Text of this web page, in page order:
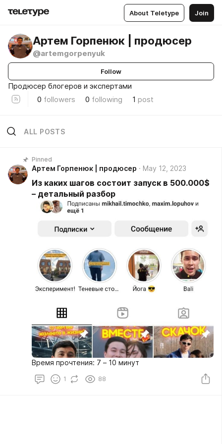
About Teletype Join
Артем Горпенюк | продюсер
@artemgorpenyuk
Follow
Продюсер блогеров и экспертами
0 followers 0 following 1 post
ALL POSTS
Pinned
Артем Горпенюк | продюсер May 12, 2023
Из каких шагов состоит запуск в 500.000$
– детальный разбор
Время прочтения: 7 – 10 минут
1 88